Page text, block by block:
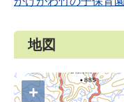
地図
+